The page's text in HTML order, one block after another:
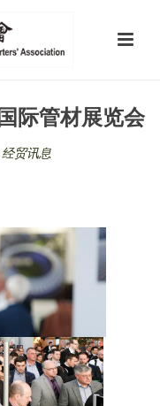
际管材展览会
经贸讯息